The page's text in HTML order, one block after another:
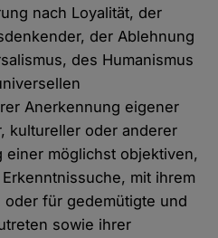
nach Loyalität, der
der Ablehnung
des Humanismus
Anerkennung eigener
kultureller oder anderer
einer möglichst objektiven,
mit ihrem
für gedemütigte und
sowie ihrer